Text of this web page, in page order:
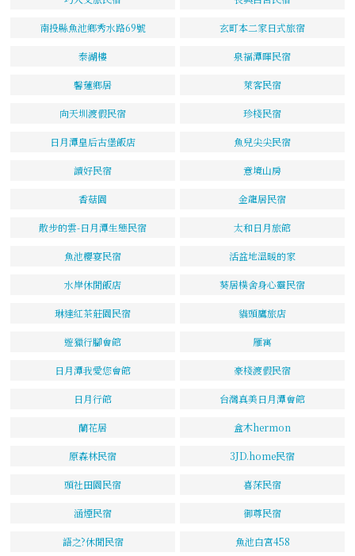
南投縣魚池鄉秀水路69號 玄町本二家日式旅宿
泰湖樓 泉福潭暉民宿
馨蓮鄉居 萊客民宿
向天圳渡假民宿 珍棧民宿
日月潭皇后古堡飯店 魚兒尖尖民宿
讀好民宿 意境山房
香菇園 金龍居民宿
散步的雲-日月潭生態民宿 太和日月旅館
魚池櫻宴民宿 活盆地溫暖的家
水岸休閒飯店 葵居樸舍身心靈民宿
琳達紅茶莊園民宿 貓頭鷹旅店
遊獵行腳會館 雁寓
日月潭我愛您會館 豪棧渡假民宿
日月行館 台灣真美日月潭會館
蘭花居 盒木hermon
原森林民宿 3JD.home民宿
頭社田園民宿 喜莯民宿
涵煙民宿 御尊民宿
語之?休閒民宿 魚池白宮458